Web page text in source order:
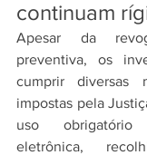
continuam
Apesar da
preventiva, os
cumprir diversas
impostas pela
uso
eletrônica,